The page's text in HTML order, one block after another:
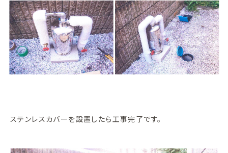
ステンレスカバーを設置したら工事完了です。